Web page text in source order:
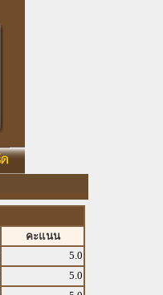
คะแนน
5.0
5.0